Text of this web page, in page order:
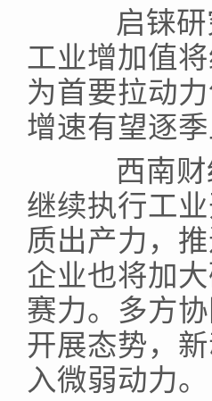
启铼研
工业增加值
为首要拉动
增速有望逐
西南财
继续执行工
质出产力，
企业也将加
赛力。多方
开展态势，
入微弱动力。